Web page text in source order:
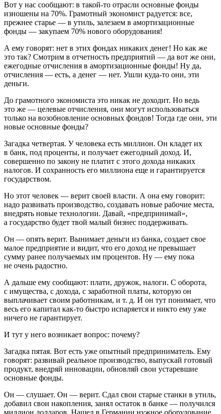
Вот у нас сообщают: в такой-то отрасли основные фонды
изношены на 70%. Грамотный экономист радуется: все,
прежнее старье — в утиль, залезаем в амортизационные
фонды — закупаем 70% нового оборудования!
А ему говорят: нет в этих фондах никаких денег! Но как же
это так? Смотрим в отчетность предприятий — да вот же они,
ежегодные отчисления в амортизационные фонды! Ну да,
отчисления — есть, а денег — нет. Ушли куда-то они, эти
деньги.
До грамотного экономиста это никак не доходит. Но ведь
это же — целевые отчисления, они могут использоваться
только на возобновление основных фондов! Тогда где они, эти
новые основные фонды?
Загадка четвертая. У человека есть миллион. Он кладет их
в банк, под проценты, и получает ежегодный доход. И,
совершенно по закону не платит с этого дохода никаких
налогов. И сохранность его миллиона еще и гарантируется
государством.
Но этот человек — верит своей власти. А она ему говорит:
надо развивать производство, создавать новые рабочие места,
внедрять новые технологии. Давай, «предпринимай»,
а государство будет твой малый бизнес поддерживать.
Он — опять верит. Вынимает деньги из банка, создает свое
малое предприятие и видит, что его доход не превышает
сумму ранее получаемых им процентов. Ну — ему пока
не очень радостно.
А дальше ему сообщают: плати, дружок, налоги. С оборота,
с имущества, с дохода, с заработной платы, которую он
выплачивает своим работникам, и т. д. И он тут понимает, что
весь его капитал как-то быстро испаряется и никто ему уже
ничего не гарантирует.
И тут у него возникает вопрос: почему?
Загадка пятая. Вот есть уже опытный предприниматель. Ему
говорят: развивай реальное производство, выпускай готовый
продукт, внедряй инновации, обновляй свои устаревшие
основные фонды.
Он — слушает. Он — верит. Сдал свои старые станки в утиль,
добавил свои накопления, занял остаток в банке — получился